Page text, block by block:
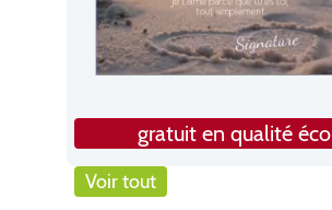
gratuit en qualité éco
Voir tout